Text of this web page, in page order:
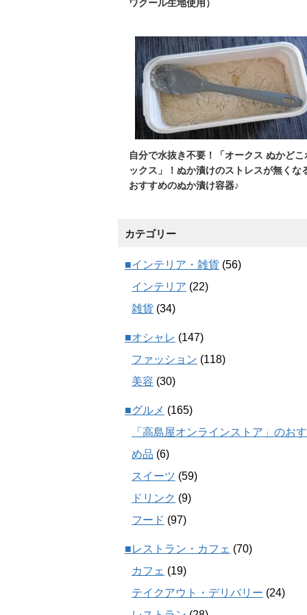
ワクール生地使用）
自分で水抜き不要！「オークス ぬかどこ
ックス」！ぬか漬けのストレスが無くな
おすすめのぬか漬け容器♪
カテゴリー
■インテリア・雑貨 (56)
インテリア (22)
雑貨 (34)
■オシャレ (147)
ファッション (118)
美容 (30)
■グルメ (165)
「高島屋オンラインストア」のお
め品 (6)
スイーツ (59)
ドリンク (9)
フード (97)
■レストラン・カフェ (70)
カフェ (19)
テイクアウト・デリバリー (24)